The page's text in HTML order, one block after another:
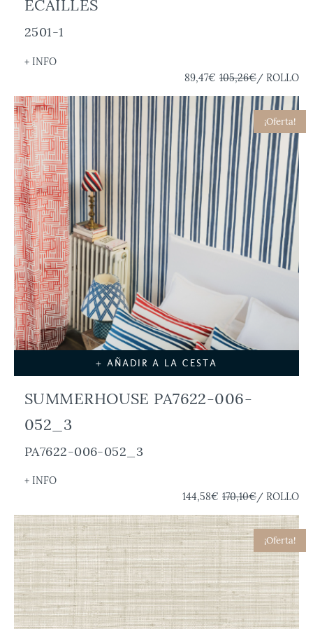
ÉCAILLES
2501-1
+ INFO
89,47€ 105,26€/ ROLLO
¡Oferta!
+ AÑADIR A LA CESTA
SUMMERHOUSE PA7622-006-
052_3
PA7622-006-052_3
+ INFO
144,58€ 170,10€/ ROLLO
¡Oferta!